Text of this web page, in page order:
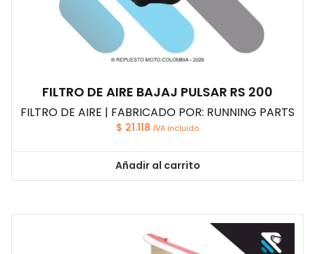
FILTRO DE AIRE BAJAJ PULSAR RS 200
FILTRO DE AIRE | FABRICADO POR: RUNNING PARTS
$ 21.118 IVA incluido
Añadir al carrito